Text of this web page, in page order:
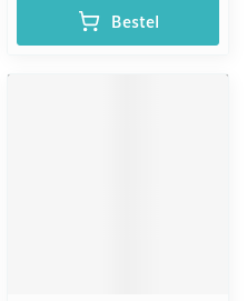
Bestel